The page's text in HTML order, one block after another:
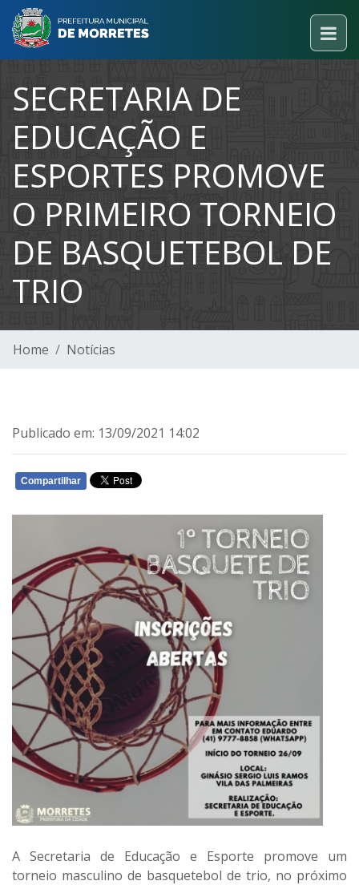
SECRETARIA DE
EDUCAÇÃO E
ESPORTES PROMOVE
O PRIMEIRO TORNEIO
DE BASQUETEBOL DE
TRIO
Home Notícias
Publicado em: 13/09/2021 14:02
Compartilhar
A Secretaria de Educação e Esporte promove um
torneio masculino de basquetebol de trio, no próximo